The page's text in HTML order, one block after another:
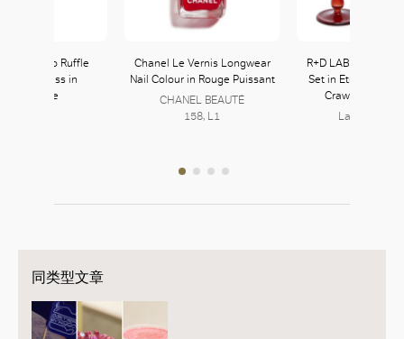
Kimono Ruffle
Dress in
Ultramarine
Chanel Le Vernis Longwear
Nail Colour in Rouge Puissant
CHANEL BEAUTÉ
158, L1
R+D LAB Luisa
Set in Etruscan
Crawford
Lane
同类型文章